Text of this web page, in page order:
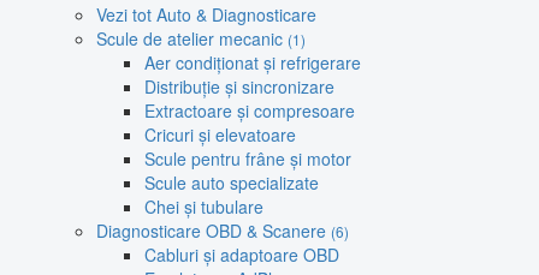
Vezi tot Auto & Diagnosticare
Scule de atelier mecanic (1)
Aer condiționat și refrigerare
Distribuție și sincronizare
Extractoare și compresoare
Cricuri și elevatoare
Scule pentru frâne și motor
Scule auto specializate
Chei și tubulare
Diagnosticare OBD & Scanere (6)
Cabluri și adaptoare OBD